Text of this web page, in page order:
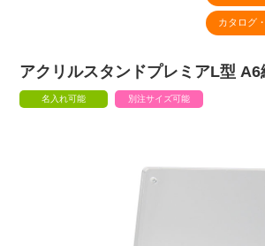
アクリルスタンドプレミアL型 A6
名入れ可能 別注サイズ可能
カタログ